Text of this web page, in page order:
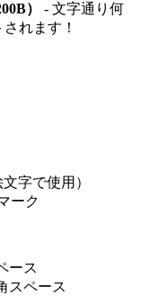
）
- 文字通り何
れます！
字で使用）
ーク
ース
スペース